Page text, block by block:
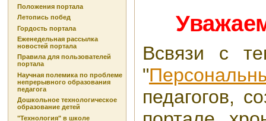
Положения портала
Летопись побед
Гордость портала
Еженедельная рассылка
новостей портала
Правила для пользователей
портала
Научная полемика по проблеме
непрерывного образования
педагога
Дошкольное технологическое
образование детей
"Технология" в школе
Всвязи с
"
педагогов,